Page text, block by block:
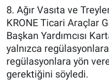
8. Ağır Vasıta ve
KRONE Ticari Araçlar
Başkan Yardımcısı
yalnızca
regülasyonlara yön
gerektiğini söyledi.